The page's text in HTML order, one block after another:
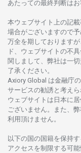
あたっての最終判断はお
本ウェブサイト 上の記載
場合がございますので
万全を期しておりますが
ド、 ウェブサイトの不具
関し まして、 弊社は一
了承ください。
Axiory Global は金融庁の
サービスの勧誘と 考え
ウェブサイトは 日本に
ございません。
また、
利用頂けません 。
以下の国の国籍を保持す
アクセスを制限する可